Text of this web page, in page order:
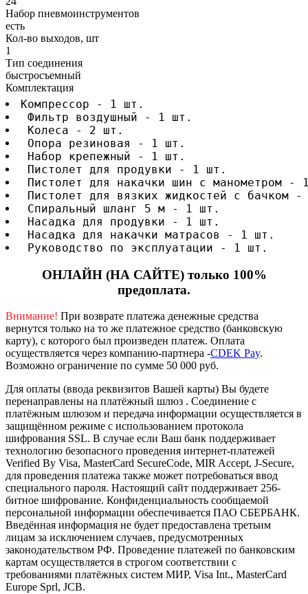
Набор пневмоинструментов
есть
Кол-во выходов, шт
1
Тип соединения
быстросъемный
Комплектация
Компрессор - 1 шт.
Фильтр воздушный - 1 шт.
Колеса - 2 шт.
Опора резиновая - 1 шт.
Набор крепежный - 1 шт.
Пистолет для продувки - 1 шт.
Пистолет для накачки шин с манометром -
Пистолет для вязких жидкостей с бачком
Спиральный шланг 5 м - 1 шт.
Насадка для продувки - 1 шт.
Насадка для накачки матрасов - 1 шт.
Руководство по эксплуатации - 1 шт.
ОНЛАЙН (НА САЙТЕ) только 100%
предоплата.
Внимание! При возврате платежа денежные средства
вернутся только на то же платежное средство (банковскую
карту), с которого был произведен платеж. Оплата
осуществляется через компанию-партнера -CDEK Pay.
Возможно ограничение по сумме 50 000 руб.
Для оплаты (ввода реквизитов Вашей карты) Вы будете
перенаправлены на платёжный шлюз . Соединение с
платёжным шлюзом и передача информации осуществляется в
защищённом режиме с использованием протокола
шифрования SSL. В случае если Ваш банк поддерживает
технологию безопасного проведения интернет-платежей
Verified By Visa, MasterCard SecureCode, MIR Accept, J-Secure,
для проведения платежа также может потребоваться ввод
специального пароля. Настоящий сайт поддерживает 256-
битное шифрование. Конфиденциальность сообщаемой
персональной информации обеспечивается ПАО СБЕРБАНК.
Введённая информация не будет предоставлена третьим
лицам за исключением случаев, предусмотренных
законодательством РФ. Проведение платежей по банковским
картам осуществляется в строгом соответствии с
требованиями платёжных систем МИР, Visa Int., MasterCard
Europe Sprl, JCB.